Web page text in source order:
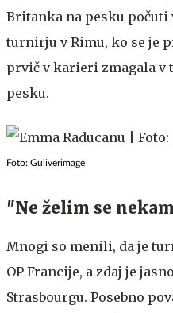
Britanka na pesku počuti
turnirju v Rimu, ko se je
prvič v karieri zmagala v
pesku.
Foto: Guliverimage
"Ne želim se
Mnogi so menili, da je
OP Francije, a zdaj je
Strasbourgu. Posebno